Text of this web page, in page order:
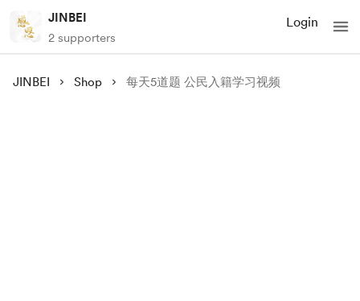
JINBEI
2 supporters
Login
JINBEI Shop 每天5道题 公民入籍学习视频